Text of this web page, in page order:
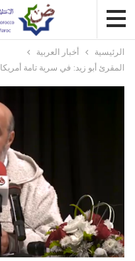
الرئيسية
أخبار العربية
المقرئ أبو زيد: في سرية تامة